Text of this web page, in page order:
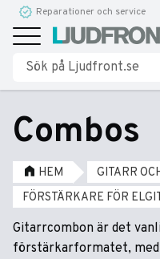
Meny
Reparationer och service
Combos
HEM
GITARR
FÖRSTÄRKARE FÖR
Gitarrcombon är det
förstärkarformatet,